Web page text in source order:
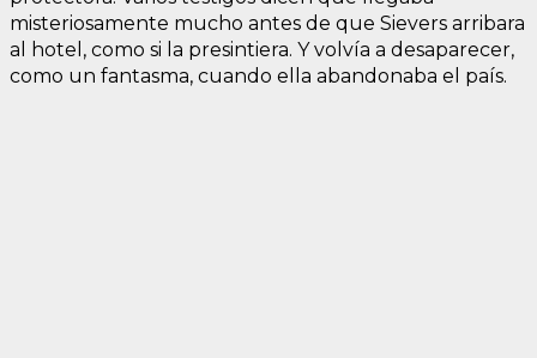
misteriosamente mucho antes de que Sievers arribara
al hotel, como si la presintiera. Y volvía a desaparecer,
como un fantasma, cuando ella abandonaba el país.